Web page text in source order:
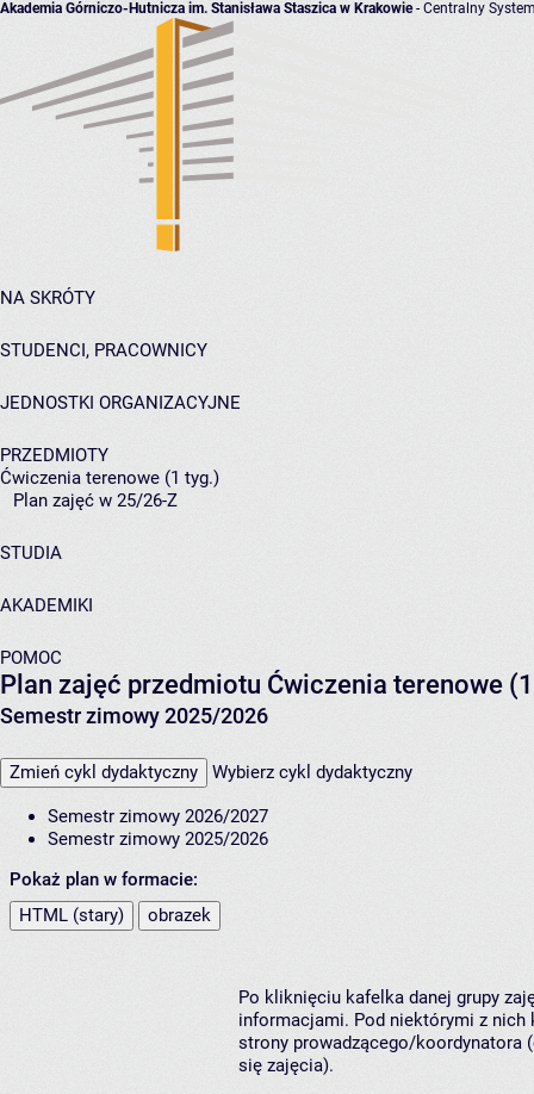
Akademia Górniczo-Hutnicza im. Stanisława Staszica w Krakowie- Centralny
NA SKRÓTY
STUDENCI, PRACOWNICY
JEDNOSTKI ORGANIZACYJNE
PRZEDMIOTY
Ćwiczenia terenowe (1 tyg.)
Plan zajęć w 25/26-Z
STUDIA
AKADEMIKI
POMOC
Plan zajęć przedmiotu Ćwiczenia terenowe
Semestr zimowy 2025/2026
Zmień cykl dydaktyczny Wybierz cykl dydaktyczny
Semestr zimowy 2026/2027
Semestr zimowy 2025/2026
Pokaż plan w formacie:
HTML (stary)
obrazek
Po kliknięciu kafelka danej grupy
informacjami. Pod niektórymi z nich
strony prowadzącego/koordynatora
się zajęcia).